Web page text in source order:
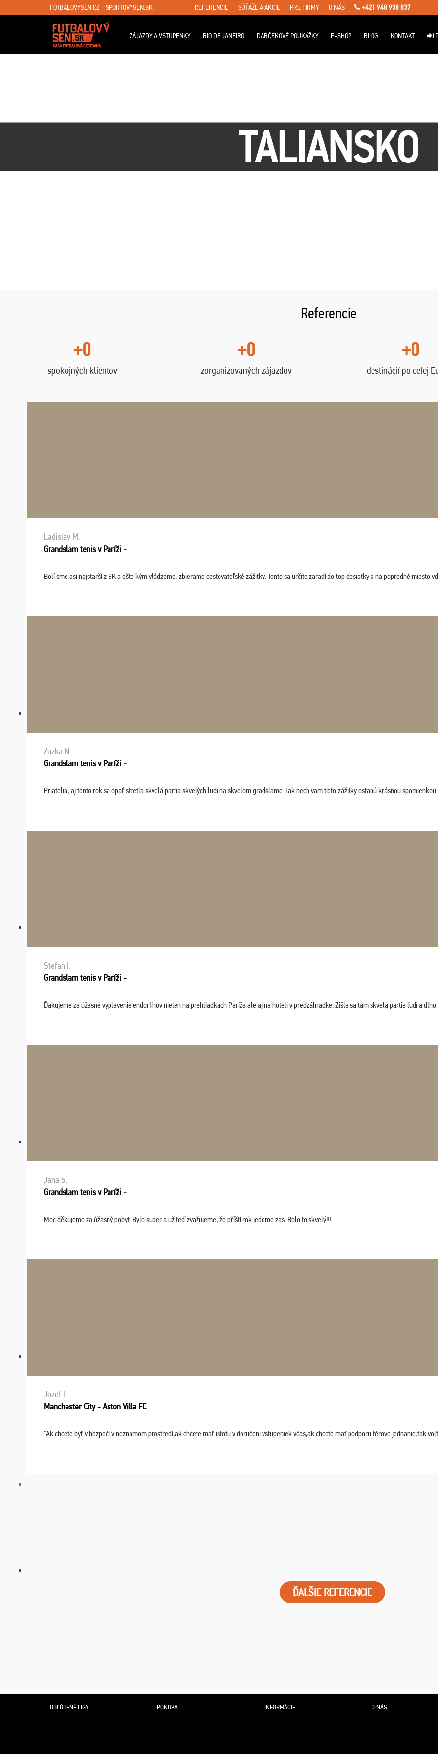
FOTBALOVYSEN.CZ SPORTOVYSEN.SK REFERENCIE SÚŤAŽE A AKCIE PRE FIRMY O NÁS +421 948 938 837
ZÁJAZDY A VSTUPENKY RIO DE JANEIRO DARČEKOVÉ POUKÁŽKY E-SHOP BLOG KONTAKT
TALIANSKO
Referencie
+0
spokojných klientov
+0
zorganizovaných zájazdov
+0
destinácií po celej
Ladislav M.
Grandslam tenis v Paríži -
Bolí sme asi najstarší z SK a ešte kým vládzeme, zbierame cestovateľské zážitky. Tento sa určite zaradí do top desiatky a na popredné miesto
Zuzka N.
Grandslam tenis v Paríži -
Priatelia, aj tento rok sa opäť stretla skvelá partia skvelých ludi na skvelom gradslame. Tak nech vam tieto zážitky ostanú krásnou
Stefan I.
Grandslam tenis v Paríži -
Ďakujeme za úžasné vyplavenie endorfínov nielen na prehliadkach Paríža ale aj na hoteli v predzáhradke. Zišla sa tam skvelá partia ľudí a
Jana S.
Grandslam tenis v Paríži -
Moc děkujeme za úžasný pobyt. Bylo super a už teď zvažujeme, že příští rok jedeme zas. Bolo to skvelý!!!
Jozef L.
Manchester City - Aston Villa FC
"Ak chcete byť v bezpečí v neznámom prostredí,ak chcete mať istotu v doručení vstupeniek včas,ak chcete mať podporu,férové jednanie,tak
ĎALŠIE REFERENCIE
OBĽÚBENÉ LIGY PONUKA INFORMÁCIE O NÁS